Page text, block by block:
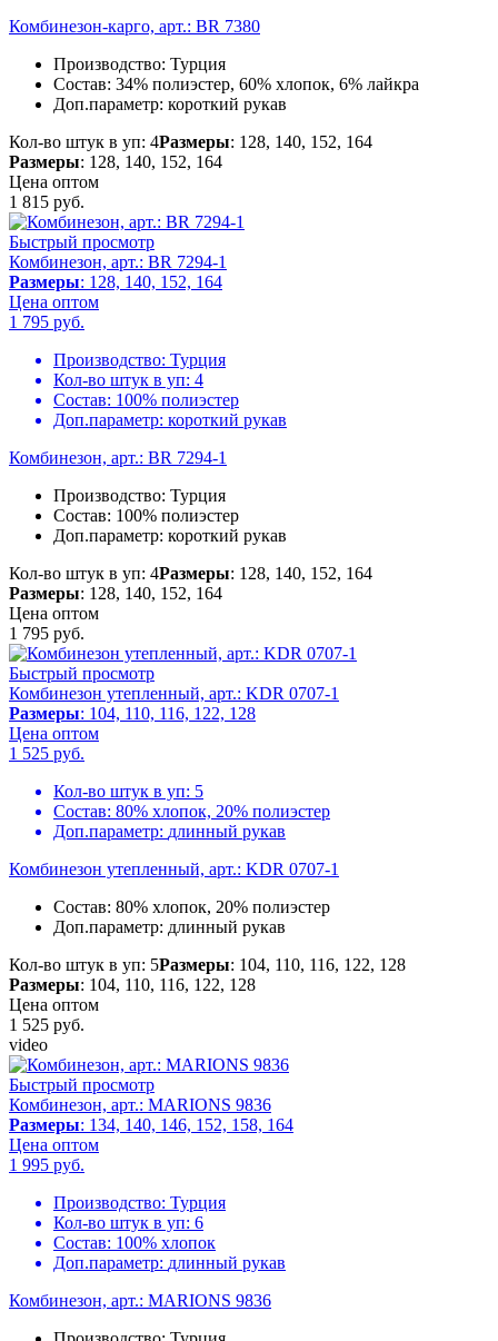
Комбинезон-карго, арт.: BR 7380
Производство: Турция
Состав: 34% полиэстер, 60% хлопок, 6% лайкра
Доп.параметр: короткий рукав
Кол-во штук в уп: 4Размеры: 128, 140, 152, 164
Размеры: 128, 140, 152, 164
Цена оптом
1 815 руб.
Быстрый просмотр
Комбинезон, арт.: BR 7294-1
Размеры: 128, 140, 152, 164
Цена оптом
1 795 руб.
Производство: Турция
Кол-во штук в уп: 4
Состав: 100% полиэстер
Доп.параметр: короткий рукав
Комбинезон, арт.: BR 7294-1
Производство: Турция
Состав: 100% полиэстер
Доп.параметр: короткий рукав
Кол-во штук в уп: 4Размеры: 128, 140, 152, 164
Размеры: 128, 140, 152, 164
Цена оптом
1 795 руб.
Быстрый просмотр
Комбинезон утепленный, арт.: KDR 0707-1
Размеры: 104, 110, 116, 122, 128
Цена оптом
1 525 руб.
Кол-во штук в уп: 5
Состав: 80% хлопок, 20% полиэстер
Доп.параметр: длинный рукав
Комбинезон утепленный, арт.: KDR 0707-1
Состав: 80% хлопок, 20% полиэстер
Доп.параметр: длинный рукав
Кол-во штук в уп: 5Размеры: 104, 110, 116, 122, 128
Размеры: 104, 110, 116, 122, 128
Цена оптом
1 525 руб.
video
Быстрый просмотр
Комбинезон, арт.: MARIONS 9836
Размеры: 134, 140, 146, 152, 158, 164
Цена оптом
1 995 руб.
Производство: Турция
Кол-во штук в уп: 6
Состав: 100% хлопок
Доп.параметр: длинный рукав
Комбинезон, арт.: MARIONS 9836